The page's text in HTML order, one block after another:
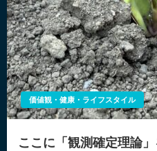
価値観・健康・ライフスタイル
ここに「観測確定理論